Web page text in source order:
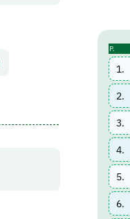
P.
1.
2.
3.
4.
5.
6.